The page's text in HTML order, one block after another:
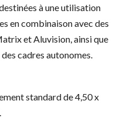
à une utilisation
en combinaison avec des
et Aluvision, ainsi que
cadres autonomes.
standard de 4,50 x